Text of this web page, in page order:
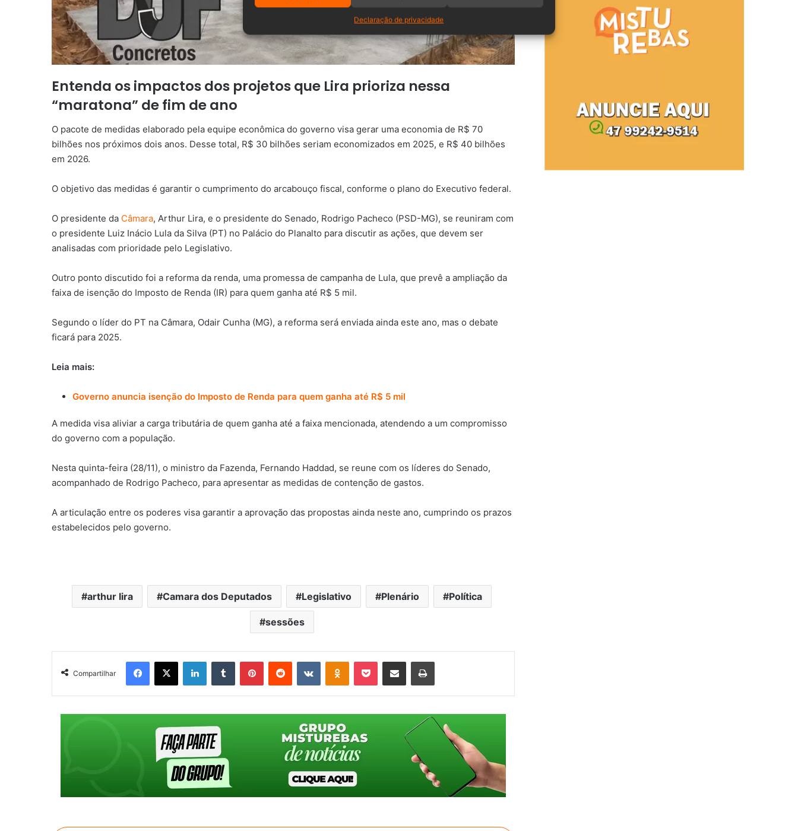
Declaração de privacidade
Entenda os impactos dos projetos que Lira prioriza nessa
“maratona” de fim de ano
O pacote de medidas elaborado pela equipe econômica do governo visa gerar uma economia de R$ 70
bilhões nos próximos dois anos. Desse total, R$ 30 bilhões seriam economizados em 2025, e R$ 40 bilhões
em 2026.
O objetivo das medidas é garantir o cumprimento do arcabouço fiscal, conforme o plano do Executivo federal.
O presidente da Câmara, Arthur Lira, e o presidente do Senado, Rodrigo Pacheco (PSD-MG), se reuniram com
o presidente Luiz Inácio Lula da Silva (PT) no Palácio do Planalto para discutir as ações, que devem ser
analisadas com prioridade pelo Legislativo.
Outro ponto discutido foi a reforma da renda, uma promessa de campanha de Lula, que prevê a ampliação da
faixa de isenção do Imposto de Renda (IR) para quem ganha até R$ 5 mil.
Segundo o líder do PT na Câmara, Odair Cunha (MG), a reforma será enviada ainda este ano, mas o debate
ficará para 2025.
Leia mais:
Governo anuncia isenção do Imposto de Renda para quem ganha até R$ 5 mil
A medida visa aliviar a carga tributária de quem ganha até a faixa mencionada, atendendo a um compromisso
do governo com a população.
Nesta quinta-feira (28/11), o ministro da Fazenda, Fernando Haddad, se reune com os líderes do Senado,
acompanhado de Rodrigo Pacheco, para apresentar as medidas de contenção de gastos.
A articulação entre os poderes visa garantir a aprovação das propostas ainda neste ano, cumprindo os prazos
estabelecidos pelo governo.
arthur lira Camara dos Deputados Legislativo Plenário Política
sessões
Compartilhar